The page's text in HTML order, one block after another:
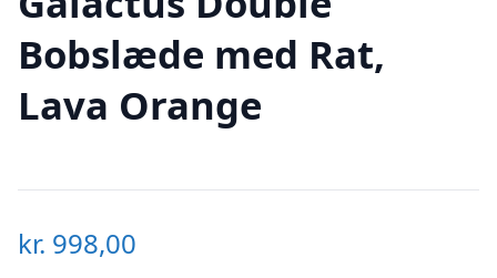
Bobslæde med Rat,
Lava Orange
kr. 998,00